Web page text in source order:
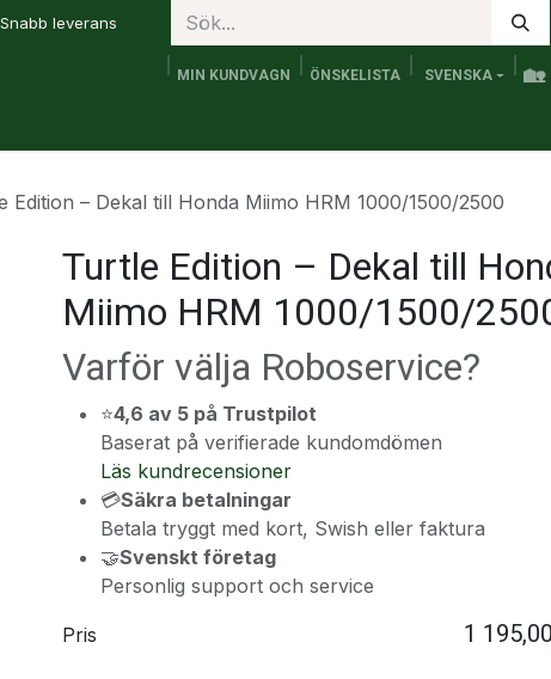
Snabb leverans
MIN KUNDVAGN ÖNSKELISTA SVENSKA 🏡
Edition – Dekal till Honda Miimo HRM 1000/1500/2500
Turtle Edition – Dekal till
Miimo HRM 1000/1500/
Varför välja Roboservice?
⭐4,6 av 5 på Trustpilot
Baserat på verifierade kundomdömen
Läs kundrecensioner
💳Säkra betalningar
Betala tryggt med kort, Swish eller faktura
🤝Svenskt företag
Personlig support och service
Pris 1 195,00